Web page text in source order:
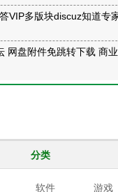
VIP多版块discuz知道专
网盘附件免跳转下载 商
分类
软件 游戏